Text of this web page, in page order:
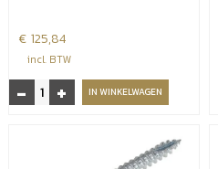
€ 125,84
incl. BTW
-
Tuinscherm
hardhout+ IN WINKELWAGEN